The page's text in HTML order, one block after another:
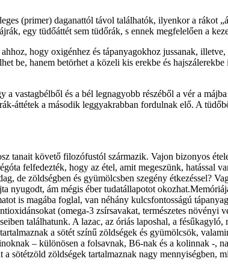
(primer) daganattól távol találhatók, ilyenkor a rákot
egy tüdőáttét sem tüdőrák, s ennek megfelelően a
hogy oxigénhez és tápanyagokhoz jussanak,
be, hanem betörhet a közeli kis erekbe és
vastagbélből és a bél legnagyobb részéből a vér a
áttétek a második leggyakrabban fordulnak elő. A
tanait követő filozófustól származik. Vajon bizonyos
felfedezték, hogy az étel, amit megeszünk, hatással
de zöldségben és gyümölcsben szegény étkezéssel?
nyugodt, ám mégis éber tudatállapotot
is magába foglal, van néhány kulcsfontosságú
(omega-3 zsírsavakat, természetes növényi
találhatunk. A lazac, az óriás laposhal, a
a sötét színű zöldségek és gyümölcsök,
– különösen a folsavnak, B6-nak és a kolinnak -,
zöldségek tartalmaznak nagy mennyiségben,